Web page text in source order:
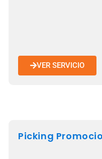
VER SERVICIO
Picking